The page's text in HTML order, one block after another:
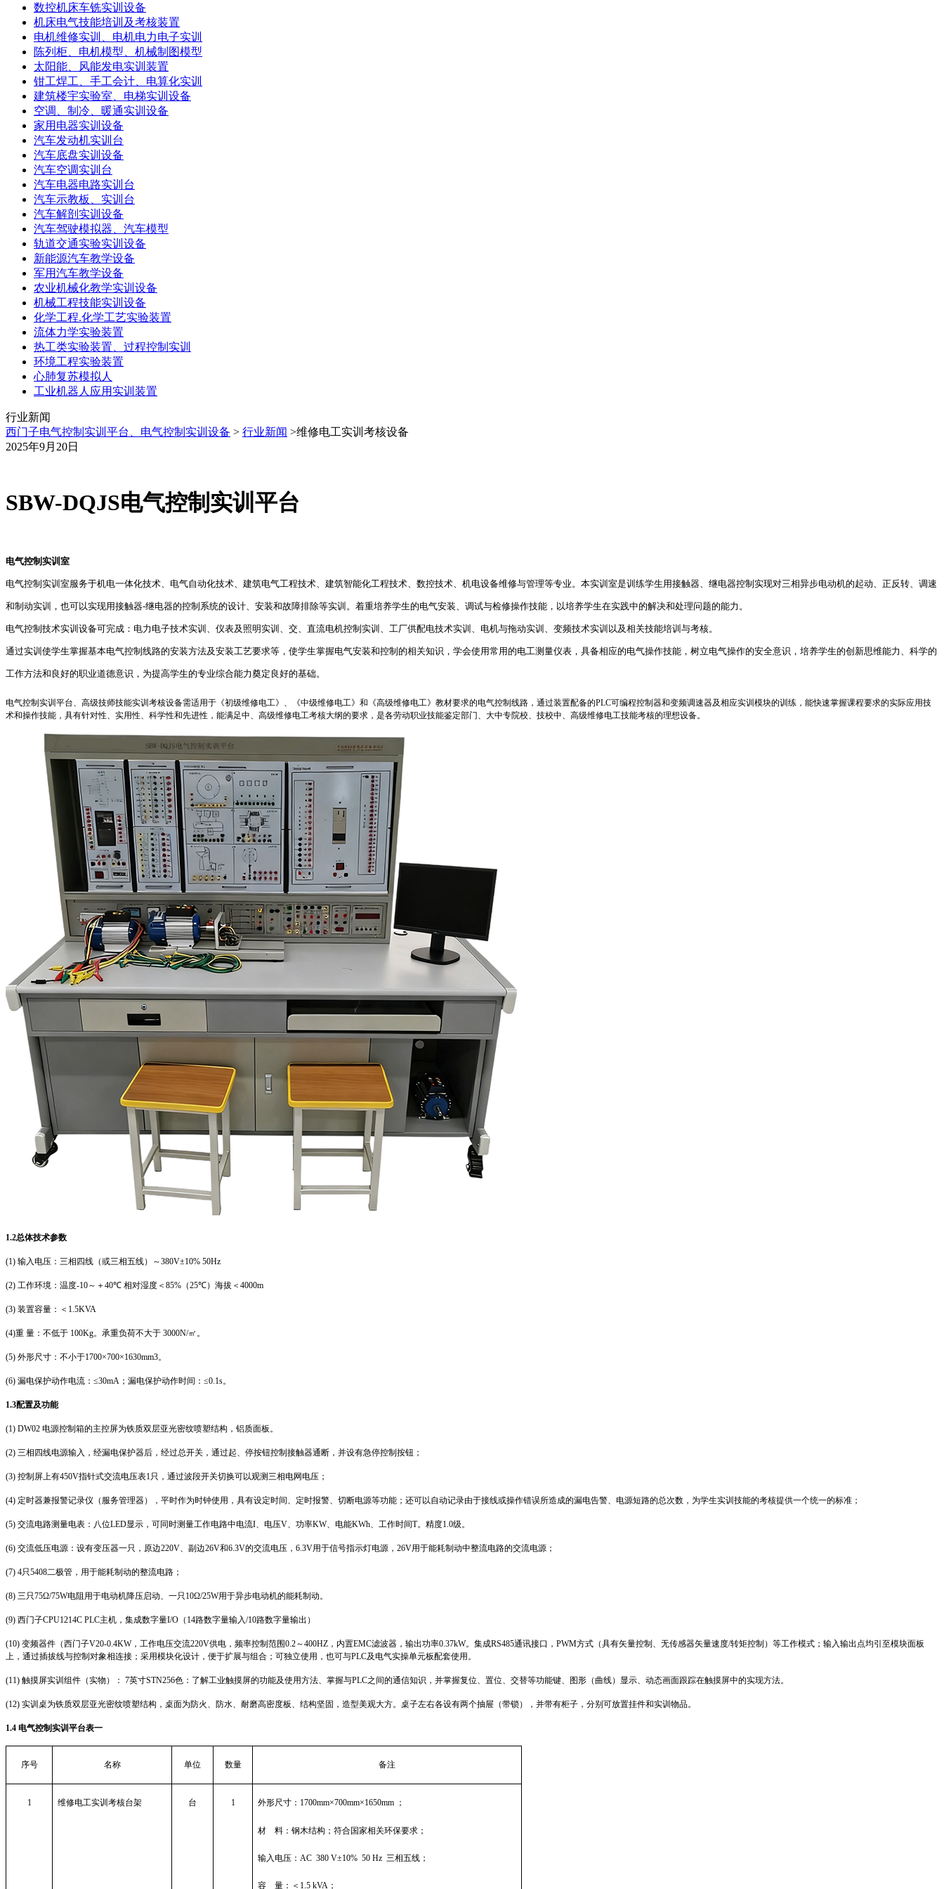
数控机床车铣实训设备
机床电气技能培训及考核装置
电机维修实训、电机电力电子实训
陈列柜、电机模型、机械制图模型
太阳能、风能发电实训装置
钳工焊工、手工会计、电算化实训
建筑楼宇实验室、电梯实训设备
空调、制冷、暖通实训设备
家用电器实训设备
汽车发动机实训台
汽车底盘实训设备
汽车空调实训台
汽车电器电路实训台
汽车示教板、实训台
汽车解剖实训设备
汽车驾驶模拟器、汽车模型
轨道交通实验实训设备
新能源汽车教学设备
军用汽车教学设备
农业机械化教学实训设备
机械工程技能实训设备
化学工程.化学工艺实验装置
流体力学实验装置
热工类实验装置、过程控制实训
环境工程实验装置
心肺复苏模拟人
工业机器人应用实训装置
行业新闻
西门子电气控制实训平台、电气控制实训设备 > 行业新闻 >维修电工实训考核设备
2025年9月20日
SBW-DQJS电气控制实训平台
电气控制实训室
电气控制实训室服务于机电一体化技术、电气自动化技术、建筑电气工程技术、建筑智能化工程技术、数控技术、机电设备维修与管理等专业。本实训室是训练学生用接触器、继电器控制实现对三相异步电动机的起动、正反转、调速
和制动实训，也可以实现用接触器-继电器的控制系统的设计、安装和故障排除等实训。着重培养学生的电气安装、调试与检修操作技能，以培养学生在实践中的解决和处理问题的能力。
电气控制技术实训设备可完成：电力电子技术实训、仪表及照明实训、交、直流电机控制实训、工厂供配电技术实训、电机与拖动实训、变频技术实训以及相关技能培训与考核。
通过实训使学生掌握基本电气控制线路的安装方法及安装工艺要求等，使学生掌握电气安装和控制的相关知识，学会使用常用的电工测量仪表，具备相应的电气操作技能，树立电气操作的安全意识，培养学生的创新思维能力、科学的
工作方法和良好的职业道德意识，为提高学生的专业综合能力奠定良好的基础。
电气控制实训平台、高级技师技能实训考核设备需适用于《初级维修电工》、《中级维修电工》和《高级维修电工》教材要求的电气控制线路，通过装置配备的PLC可编程控制器和变频调速器及相应实训模块的训练，能快速掌握课程要求的实际应用技
术和操作技能，具有针对性、实用性、科学性和先进性，能满足中、高级维修电工考核大纲的要求，是各劳动职业技能鉴定部门、大中专院校、技校中、高级维修电工技能考核的理想设备。
1.2总体技术参数
(1) 输入电压：三相四线（或三相五线）～380V±10% 50Hz
(2) 工作环境：温度-10～＋40℃ 相对湿度＜ 85% （25℃）海拔＜ 4000m
(3) 装置容量：＜ 1.5KVA
(4)重 量：不低于 100Kg。承重负荷不大于 3000N/㎡。
(5) 外形尺寸：不小于1700×700×1630mm3。
(6) 漏电保护动作电流： ≤30mA ；漏电保护动作时间： ≤0.1s。
1.3配置及功能
(1) DW02 电源控制箱的主控屏为铁质双层亚光密纹喷塑结构，铝质面板。
(2) 三相四线电源输入，经漏电保护器后，经过总开关，通过起、停按钮控制接触器通断，并设有急停控制按钮；
(3) 控制屏上有450V指针式交流电压表1只，通过波段开关切换可以观测三相电网电压；
(4) 定时器兼报警记录仪（服务管理器），平时作为时钟使用，具有设定时间、定时报警、切断电源等功能；还可以自动记录由于接线或操作错误所造成的漏电告警、电源短路的总次数，为学生实训技能的考核提供一个统一的标准；
(5) 交流电路测量电表：八位LED显示，可同时测量工作电路中电流I、电压V、功率KW、电能KWh、工作时间T。精度1.0级。
(6) 交流低压电源：设有变压器一只，原边220V、副边26V和6.3V的交流电压， 6.3V用于信号指示灯电源， 26V用于能耗制动中整流电路的交流电源；
(7) 4只5408二极管，用于能耗制动的整流电路；
(8) 三只75Ω/75W电阻用于电动机降压启动、一只 10Ω/25W用于异步电动机的能耗制动。
(9) 西门子CPU1214C PLC主机，集成数字量I/O （ 14路数字量输入/10路数字量输出）
(10) 变频器件（西门子V20-0.4KW，工作电压交流220V供电，频率控制范围0.2～400HZ ，内置EMC滤波器，输出功率0.37kW。集成RS485通讯接口， PWM方式（具有矢量控制、无传感器矢量速度/转矩控制）等工作模式；输入输出点均引至模块面板
上，通过插拔线与控制对象相连接；采用模块化设计，便于扩展与组合；可独立使用，也可与PLC及电气实操单元板配套使用。
(11) 触摸屏实训组件（实物）： 7英寸STN256色：了解工业触摸屏的功能及使用方法、掌握与PLC之间的通信知识，并掌握复位、置位、交替等功能键、图形（曲线）显示、动态画面跟踪在触摸屏中的实现方法。
(12) 实训桌为铁质双层亚光密纹喷塑结构，桌面为防火、防水、耐磨高密度板、结构坚固，造型美观大方。桌子左右各设有两个抽屉（带锁），并带有柜子，分别可放置挂件和实训物品。
1.4 电气控制实训平台表一
序号 名称 单位 数量 备注
1 维修电工实训考核台架 台 1 外形尺寸： 1700mm×700mm×1650mm ；
材 料：钢木结构；符合国家相关环保要求；
输入电压：AC 380 V±10% 50 Hz三相五线；
容 量：＜ 1.5 kVA ；